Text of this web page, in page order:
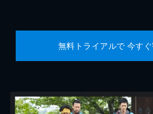
無料トライアルで 今す